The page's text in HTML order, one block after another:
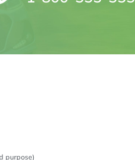
purpose)